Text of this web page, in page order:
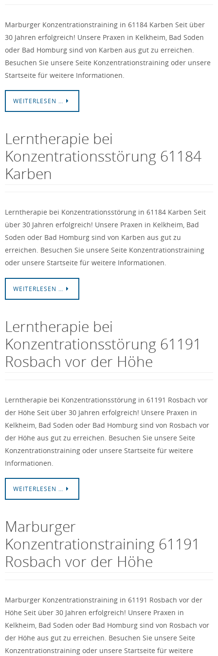
Marburger Konzentrationstraining in 61184 Karben Seit über
30 Jahren erfolgreich! Unsere Praxen in Kelkheim, Bad Soden
oder Bad Homburg sind von Karben aus gut zu erreichen.
Besuchen Sie unsere Seite Konzentrationstraining oder unsere
Startseite für weitere Informationen.
WEITERLESEN …
Lerntherapie bei
Konzentrationsstörung 61184
Karben
Lerntherapie bei Konzentrationsstörung in 61184 Karben Seit
über 30 Jahren erfolgreich! Unsere Praxen in Kelkheim, Bad
Soden oder Bad Homburg sind von Karben aus gut zu
erreichen. Besuchen Sie unsere Seite Konzentrationstraining
oder unsere Startseite für weitere Informationen.
WEITERLESEN …
Lerntherapie bei
Konzentrationsstörung 61191
Rosbach vor der Höhe
Lerntherapie bei Konzentrationsstörung in 61191 Rosbach vor
der Höhe Seit über 30 Jahren erfolgreich! Unsere Praxen in
Kelkheim, Bad Soden oder Bad Homburg sind von Rosbach vor
der Höhe aus gut zu erreichen. Besuchen Sie unsere Seite
Konzentrationstraining oder unsere Startseite für weitere
Informationen.
WEITERLESEN …
Marburger
Konzentrationstraining 61191
Rosbach vor der Höhe
Marburger Konzentrationstraining in 61191 Rosbach vor der
Höhe Seit über 30 Jahren erfolgreich! Unsere Praxen in
Kelkheim, Bad Soden oder Bad Homburg sind von Rosbach vor
der Höhe aus gut zu erreichen. Besuchen Sie unsere Seite
Konzentrationstraining oder unsere Startseite für weitere